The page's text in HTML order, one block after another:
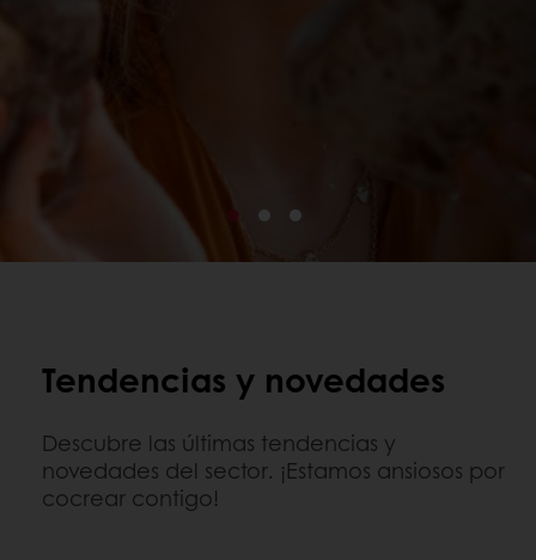
Tendencias y novedades
Descubre las últimas tendencias y
novedades del sector. ¡Estamos ansiosos por
cocrear contigo!